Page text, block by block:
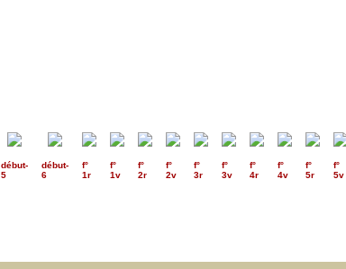
début-
5
début-
6
f°
1r
f°
1v
f°
2r
f°
2v
f°
3r
f°
3v
f°
4r
f°
4v
f°
5r
f°
5v